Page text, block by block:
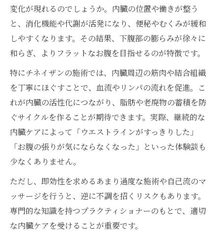
変化が現れるのでしょうか。内臓の位置や働きが整う
と、消化機能や代謝が活発になり、便秘やむくみが緩和
しやすくなります。その結果、下腹部の膨らみが徐々に
和らぎ、よりフラットなお腹を目指せるのが特徴です。
特にチネイザンの施術では、内臓周辺の筋肉や結合組織
を丁寧にほぐすことで、血流やリンパの流れを促進。こ
れが内臓の活性化につながり、脂肪や老廃物の蓄積を防
ぐサイクルを作ることが期待できます。実際、継続的な
内臓ケアによって「ウエストラインがすっきりした」
「お腹の張りが気にならなくなった」といった体験談も
少なくありません。
ただし、即効性を求めるあまり過度な施術や自己流のマ
ッサージを行うと、逆に不調を招くリスクもあります。
専門的な知識を持つプラクティショナーのもとで、適切
な内臓ケアを受けることが重要です。